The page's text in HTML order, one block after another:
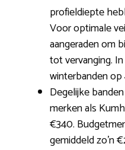
profieldiepte
Voor optimale
aangeraden om
tot vervanging.
winterbanden
Degelijke
merken als
€340.
gemiddeld zo’n